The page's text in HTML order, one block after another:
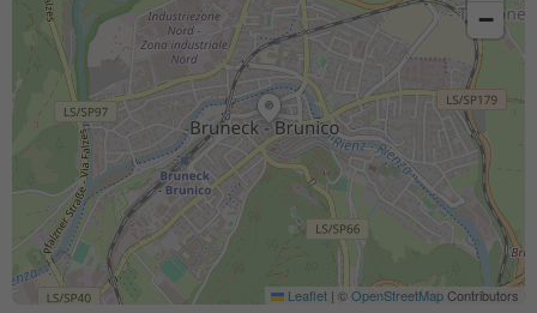
−
Leaflet | ©OpenStreetMapContributors